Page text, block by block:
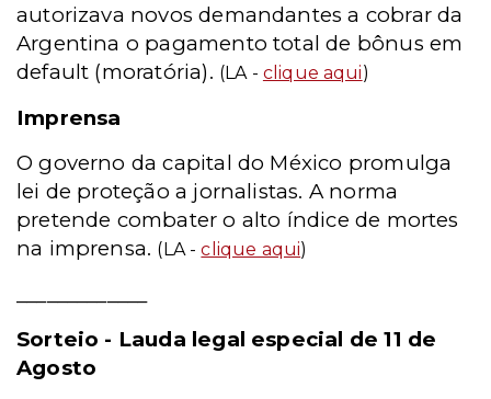
autorizava novos demandantes a cobrar da
Argentina o pagamento total de bônus em
default (moratória). (LA - clique aqui)
Imprensa
O governo da capital do México promulga
lei de proteção a jornalistas. A norma
pretende combater o alto índice de mortes
na imprensa. (LA -clique aqui)
Sorteio - Lauda legal especial de 11 de
Agosto